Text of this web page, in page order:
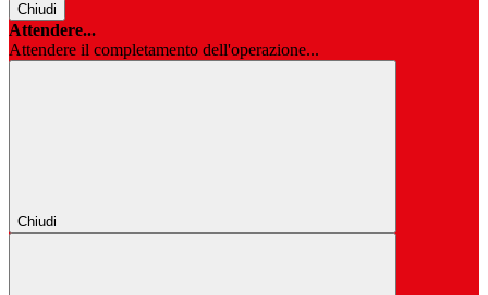
Chiudi
Attendere...
Attendere il completamento dell'operazione...
Chiudi